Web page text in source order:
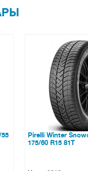
Grenlander
R15 81H